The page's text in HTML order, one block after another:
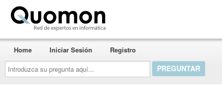
Introduzca
su
pregunta
aquí...
Home Iniciar Sesión Registro